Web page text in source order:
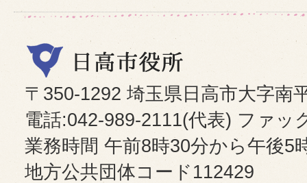
〒350-1292 埼玉県日高市大字南
電話:042-989-2111(代表) ファッ
業務時間 午前8時30分から午後5
地方公共団体コード112429